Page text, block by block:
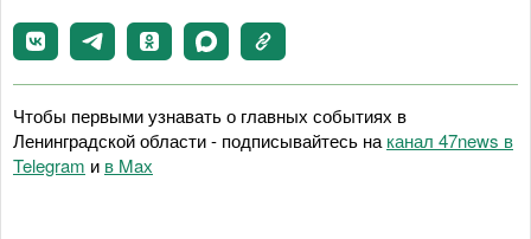
Чтобы первыми узнавать о главных событиях в
Ленинградской области - подписывайтесь на канал 47news в
Telegram и в Maх